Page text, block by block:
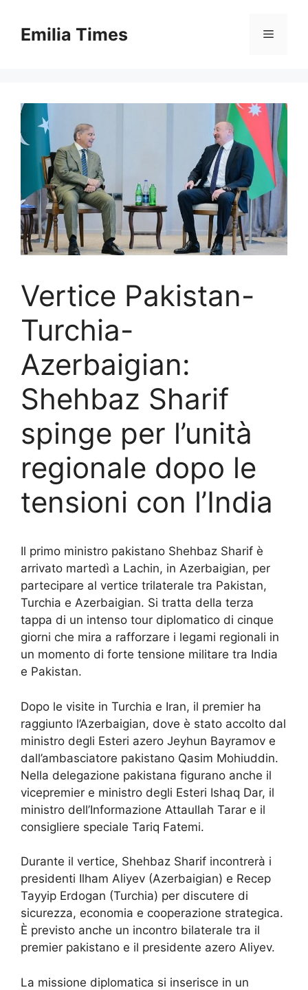
contentEmilia Times Menu
Vertice Pakistan-
Turchia-
Azerbaigian:
Shehbaz Sharif
spinge per l’unità
regionale dopo le
tensioni con l’India
Il primo ministro pakistano Shehbaz Sharif è
arrivato martedì a Lachin, in Azerbaigian, per
partecipare al vertice trilaterale tra Pakistan,
Turchia e Azerbaigian. Si tratta della terza
tappa di un intenso tour diplomatico di cinque
giorni che mira a rafforzare i legami regionali in
un momento di forte tensione militare tra India
e Pakistan.
Dopo le visite in Turchia e Iran, il premier ha
raggiunto l’Azerbaigian, dove è stato accolto dal
ministro degli Esteri azero Jeyhun Bayramov e
dall’ambasciatore pakistano Qasim Mohiuddin.
Nella delegazione pakistana figurano anche il
vicepremier e ministro degli Esteri Ishaq Dar, il
ministro dell’Informazione Attaullah Tarar e il
consigliere speciale Tariq Fatemi.
Durante il vertice, Shehbaz Sharif incontrerà i
presidenti Ilham Aliyev (Azerbaigian) e Recep
Tayyip Erdogan (Turchia) per discutere di
sicurezza, economia e cooperazione strategica.
È previsto anche un incontro bilaterale tra il
premier pakistano e il presidente azero Aliyev.
La missione diplomatica si inserisce in un